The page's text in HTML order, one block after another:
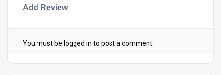
Add Review
You must be logged in to post a comment.